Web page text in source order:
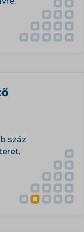
száz